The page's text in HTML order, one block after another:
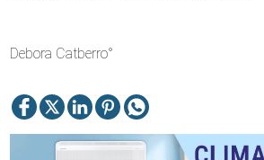
Debora Catberro°